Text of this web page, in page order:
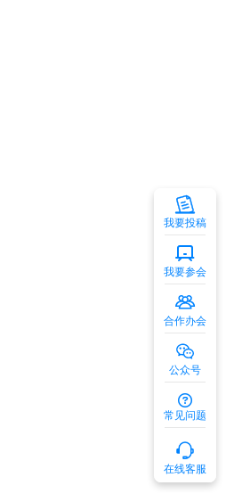
我要投稿
我要参会
合作办会
公众号
常见问题
在线客服